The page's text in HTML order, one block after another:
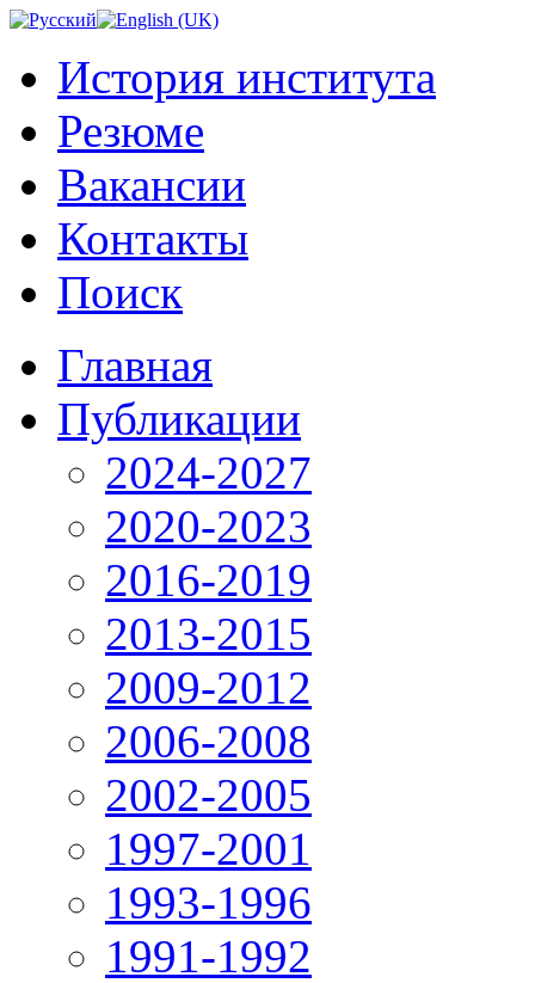
История института
Резюме
Вакансии
Контакты
Поиск
Главная
Публикации
2024-2027
2020-2023
2016-2019
2013-2015
2009-2012
2006-2008
2002-2005
1997-2001
1993-1996
1991-1992